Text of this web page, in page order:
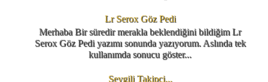
Lr Serox Göz Pedi
Merhaba Bir süredir merakla beklendiğini bildiğim Lr
Serox Göz Pedi yazımı sonunda yazıyorum. Aslında tek
kullanımda sonucu göster...
Sevgili Takipçi...